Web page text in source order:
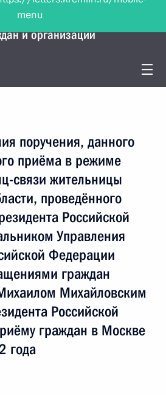
по работе с
и организаций
поручения, данного
приёма в режиме
связи жительницы
проведённого
Российской
Управления
Федерации
граждан
Михайловским
Российской
граждан в Москве
года
menu